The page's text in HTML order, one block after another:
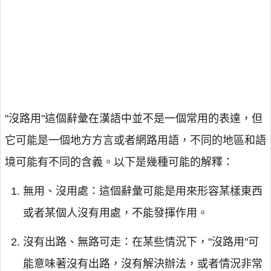
"沒路用"這個辭彙在漢語中並不是一個常用的表達，但
它可能是一個地方方言或者網路用語，不同的地區和語
境可能有不同的含義。以下是幾種可能的解釋：
無用、沒用處：這個辭彙可能是用來形容某樣東西
或者某個人沒有用處，不能發揮作用。
沒有出路、無路可走：在某些情況下，"沒路用"可
能意味著沒有出路，沒有解決辦法，或者情況非常